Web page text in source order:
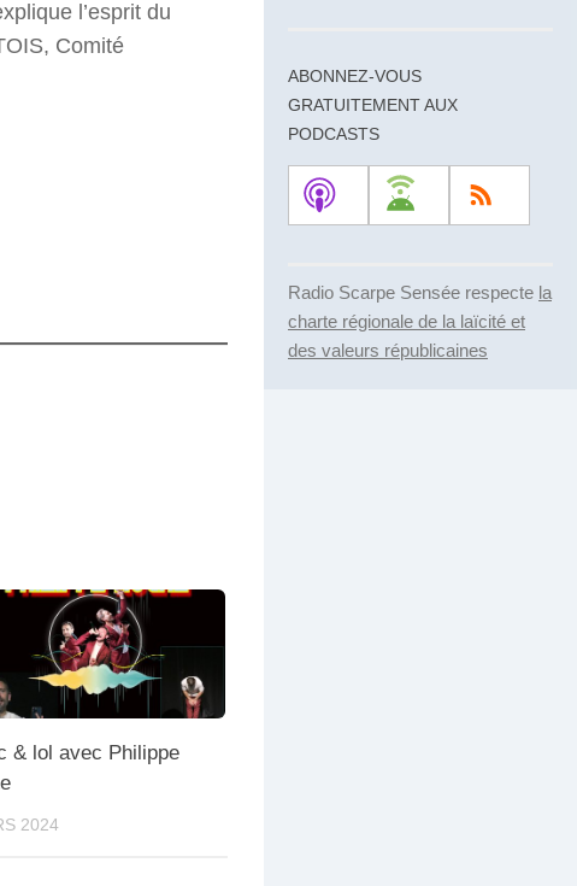
l’esprit du
Comité
& lol avec Philippe
2024
ABONNEZ-VOUS
GRATUITEMENT AUX
PODCASTS
Radio Scarpe Sensée respecte la
charte régionale de la laïcité et
des valeurs républicaines